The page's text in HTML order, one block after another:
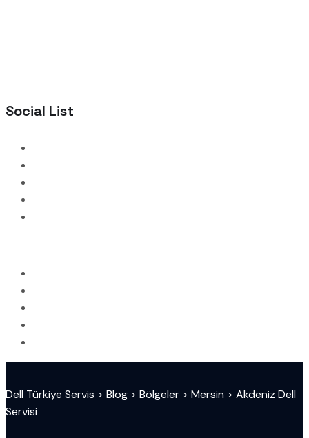
Social List
Dell Türkiye Servis > Blog > Bölgeler > Mersin > Akdeniz Dell
Servisi